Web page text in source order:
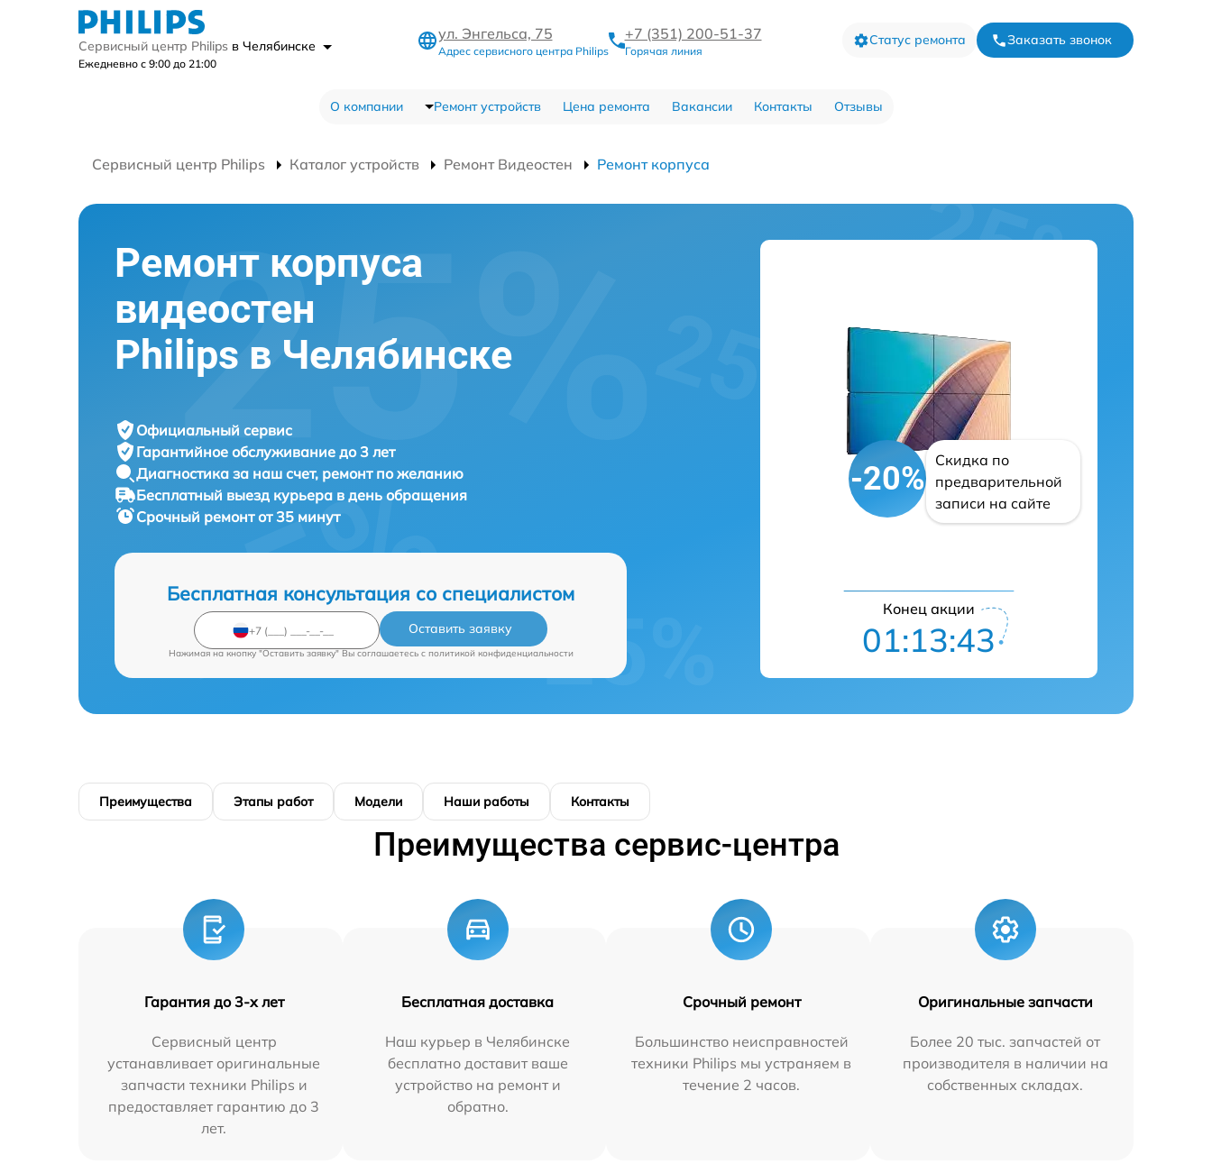
Сервисный центр Philips в Челябинске
Ежедневно с 9:00 до 21:00
ул. Энгельса, 75
Адрес сервисного центра Philips
+7 (351) 200-51-37
Горячая линия
Статус ремонта Заказать звонок
О компании Ремонт устройств Цена ремонта Вакансии Контакты Отзывы
Сервисный центр Philips Каталог устройств Ремонт Видеостен Ремонт корпуса
Ремонт корпуса
видеостен
Philips в Челябинске
Официальный сервис
Гарантийное обслуживание до 3 лет
Диагностика за наш счет, ремонт по желанию
Бесплатный выезд курьера в день обращения
Срочный ремонтот 35 минут
Бесплатная консультация со специалистом
Оставить заявку
Нажимая на кнопку "Оставить заявку" Вы соглашаетесь c политикой конфиденциальности
-20%
Скидка по
предварительной
записи на сайте
Конец акции
01:13:42
Преимущества Этапы работ Модели Наши работы Контакты
Преимущества сервис-центра
Гарантия до 3-х лет
Сервисный центр
устанавливает оригинальные
запчасти техники Philips и
предоставляет гарантию до 3
лет.
Бесплатная доставка
Наш курьер в Челябинске
бесплатно доставит ваше
устройство на ремонт и
обратно.
Срочный ремонт
Большинство неисправностей
техники Philips мы устраняем в
течение 2 часов.
Оригинальные запчасти
Более 20 тыс. запчастей от
производителя в наличии на
собственных складах.